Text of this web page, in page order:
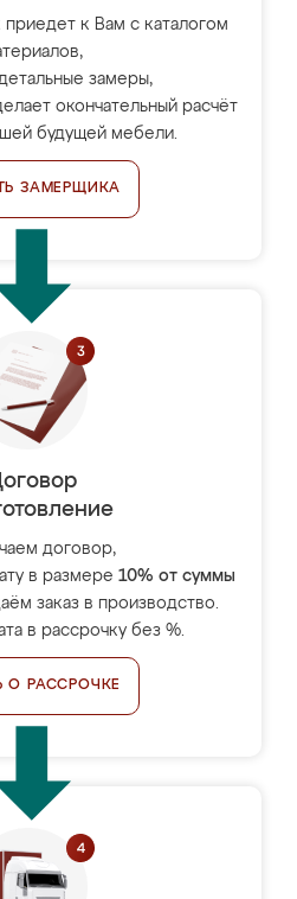
к Вам с каталогом
замеры,
окончательный расчёт
будущей мебели.
ЗАМЕРЩИКА
договор,
в размере 10% от суммы
заказ в производство.
в рассрочку без %.
О РАССРОЧКЕ